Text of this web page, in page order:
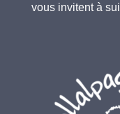
vous invitent à